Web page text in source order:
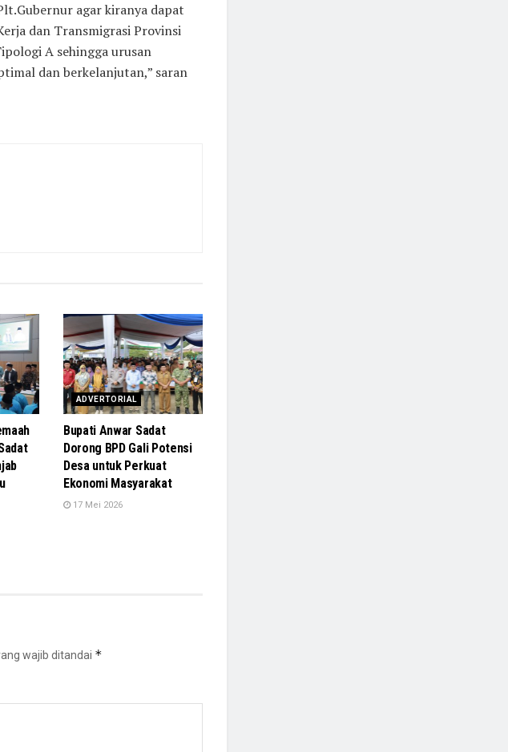
agar kiranya dapat
dan Transmigrasi Provinsi
A sehingga urusan
dan berkelanjutan,” saran
ADVERTORIAL
Bupati Anwar Sadat
Dorong BPD Gali Potensi
Desa untuk Perkuat
Ekonomi Masyarakat
17 Mei 2026
wajib ditandai *